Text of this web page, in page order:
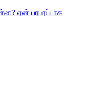
ஏன் பரபரப்பாக